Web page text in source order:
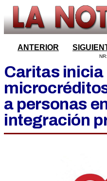
ANTERIOR
Caritas inicia
a personas
integración